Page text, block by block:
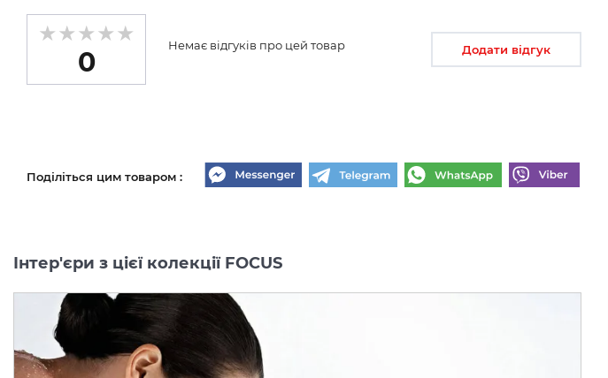
0
Немає відгуків про цей товар Додати відгук
Поділіться цим товаром :
Інтер'єри з цієї колекції FOCUS